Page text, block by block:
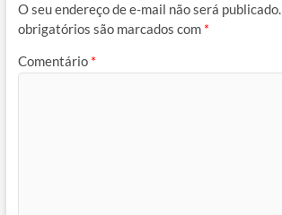
O seu endereço de e-mail não será publicado.
obrigatórios são marcados com *
Comentário *